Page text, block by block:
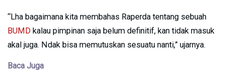
“Lha bagaimana kita membahas Raperda tentang sebuah
BUMD kalau pimpinan saja belum definitif, kan tidak masuk
akal juga. Ndak bisa memutuskan sesuatu nanti,” ujarnya.
Baca Juga